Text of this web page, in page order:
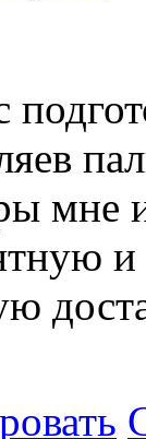
мне